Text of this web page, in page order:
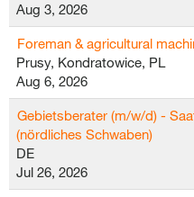
Aug 3, 2026
Foreman & agricultural
Prusy, Kondratowice, PL
Aug 6, 2026
Gebietsberater (m/w/d) -
(nördliches Schwaben)
DE
Jul 26, 2026